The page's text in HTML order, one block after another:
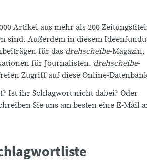
Artikel aus mehr als 200
sind. Außerdem in diesem
für das drehscheibe-Magazin,
für Journalisten. drehscheibe-
Zugriff auf diese Online-
Ist ihr Schlagwort nicht dabei? Oder
Sie uns am besten eine E-Mail